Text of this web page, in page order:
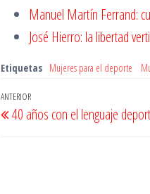
Manuel Martín Ferrand:
José Hierro: la libertad
Etiquetas Mujeres para el deporte
Navegación
de
Entrada
anterior
ANTERIOR
40 años con el lenguaje